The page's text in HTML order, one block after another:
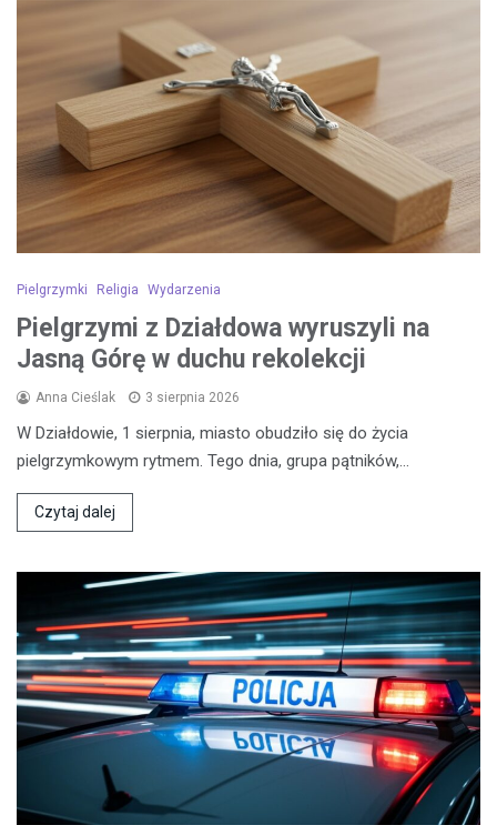
Pielgrzymki Religia Wydarzenia
Pielgrzymi z Działdowa wyruszyli na
Jasną Górę w duchu rekolekcji
Anna Cieślak 3 sierpnia 2026
W Działdowie, 1 sierpnia, miasto obudziło się do życia
pielgrzymkowym rytmem. Tego dnia, grupa pątników,…
Czytaj dalej